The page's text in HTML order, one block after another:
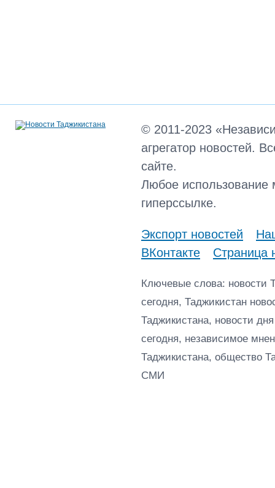
© 2011-2023
агрегатор новостей.
сайте.
Любое использование
гиперссылке.
Экспорт новостей
ВКонтакте
Страница
Ключевые слова: новости
сегодня, Таджикистан
Таджикистана, новости
сегодня, независимое
Таджикистана, общество
СМИ